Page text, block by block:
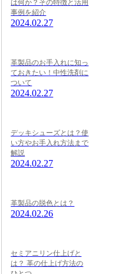
は何か？その特徴と活用
事例を紹介
2024.02.27
革製品のお手入れに知っ
ておきたい！中性洗剤に
ついて
2024.02.27
デッキシューズとは？使
い方やお手入れ方法まで
解説
2024.02.27
革製品の脱色とは？
2024.02.26
セミアニリン仕上げと
は？ 革の仕上げ方法の